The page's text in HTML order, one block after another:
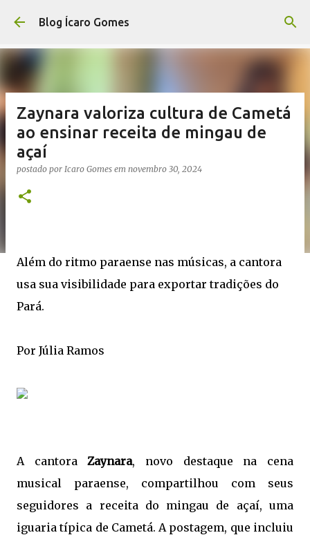
Pular para o conteúdo principal
Blog Ícaro Gomes
Zaynara valoriza cultura de Cametá
ao ensinar receita de mingau de
açaí
postado por Icaro Gomes em novembro 30, 2024
Além do ritmo paraense nas músicas, a cantora
usa sua visibilidade para exportar tradições do
Pará.
Por Júlia Ramos
A cantoraZaynara, novo destaque na cena
musical paraense, compartilhou com seus
seguidores a receita do mingau de açaí, uma
iguaria típica de Cametá. A postagem, que incluiu